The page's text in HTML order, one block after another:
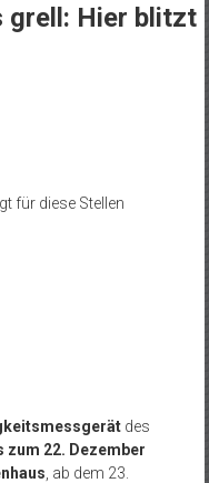
grell: Hier blitzt
für diese Stellen
des
zum 22. Dezember
, ab dem 23.